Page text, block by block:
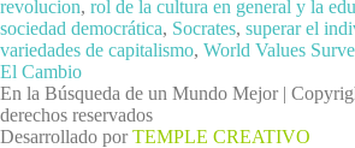
revolucion, rol de la cultura en general y la
sociedad democrática, Socrates, superar el
variedades de capitalismo, World Values
El Cambio
En la Búsqueda de un Mundo Mejor |
derechos reservados
Desarrollado porTEMPLE CREATIVO